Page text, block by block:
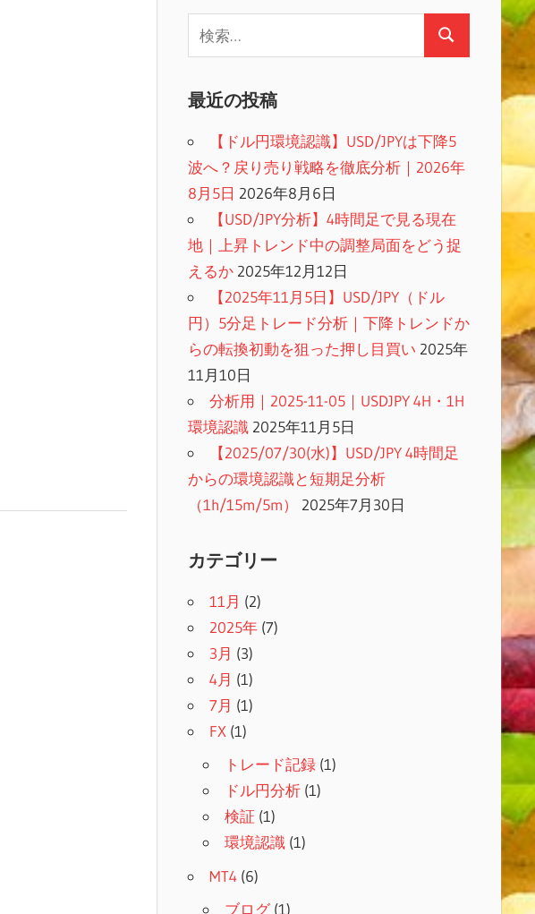
検
最近の投稿
【ドル円環境認識】USD/JPYは下降5
波へ？戻り売り戦略を徹底分析｜2026年
8月5日 2026年8月6日
【USD/JPY分析】4時間足で見る現在
地｜上昇トレンド中の調整局面をどう捉
えるか 2025年12月12日
【2025年11月5日】USD/JPY（ドル
円）5分足トレード分析｜下降トレンドか
らの転換初動を狙った押し目買い 2025年
11月10日
分析用｜2025-11-05｜USDJPY 4H・1H
環境認識 2025年11月5日
【2025/07/30(水)】USD/JPY 4時間足
からの環境認識と短期足分析
（1h/15m/5m）
2025年7月30日
カテゴリー
11月 (2)
2025年(7)
3月 (3)
4月 (1)
7月 (1)
FX(1)
トレード記録(1)
ドル円分析(1)
検証 (1)
環境認識(1)
MT4(6)
ブログ(1)